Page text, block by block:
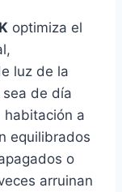
optimiza el
luz de la
de día
habitación a
equilibrados
o
arruinan